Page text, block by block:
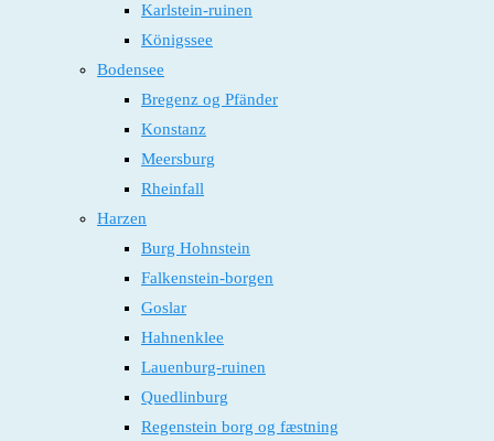
Karlstein-ruinen
Königssee
Bodensee
Bregenz og Pfänder
Konstanz
Meersburg
Rheinfall
Harzen
Burg Hohnstein
Falkenstein-borgen
Goslar
Hahnenklee
Lauenburg-ruinen
Quedlinburg
Regenstein borg og fæstning